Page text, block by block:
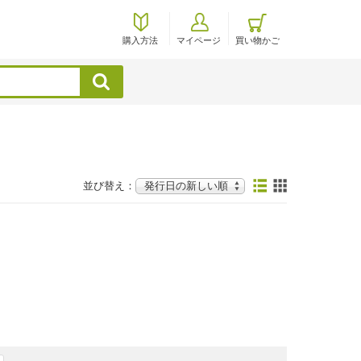
購入方法 マイページ 買い物かご
検索
並び替え：